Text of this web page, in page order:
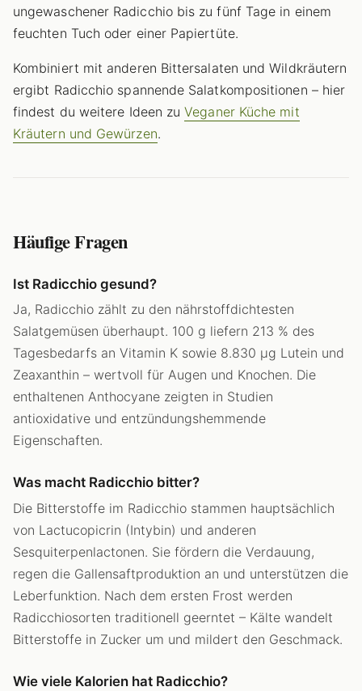
ungewaschener Radicchio bis zu fünf Tage in einem
feuchten Tuch oder einer Papiertüte.
Kombiniert mit anderen Bittersalaten und Wildkräutern
ergibt Radicchio spannende Salatkompositionen – hier
findest du weitere Ideen zuVeganer Küche mit
Kräutern und Gewürzen.
Häufige Fragen
Ist Radicchio gesund?
Ja, Radicchio zählt zu den nährstoffdichtesten
Salatgemüsen überhaupt. 100 g liefern 213 % des
Tagesbedarfs an Vitamin K sowie 8.830 µg Lutein und
Zeaxanthin – wertvoll für Augen und Knochen. Die
enthaltenen Anthocyane zeigten in Studien
antioxidative und entzündungshemmende
Eigenschaften.
Was macht Radicchio bitter?
Die Bitterstoffe im Radicchio stammen hauptsächlich
von Lactucopicrin (Intybin) und anderen
Sesquiterpenlactonen. Sie fördern die Verdauung,
regen die Gallensaftproduktion an und unterstützen die
Leberfunktion. Nach dem ersten Frost werden
Radicchiosorten traditionell geerntet – Kälte wandelt
Bitterstoffe in Zucker um und mildert den Geschmack.
Wie viele Kalorien hat Radicchio?